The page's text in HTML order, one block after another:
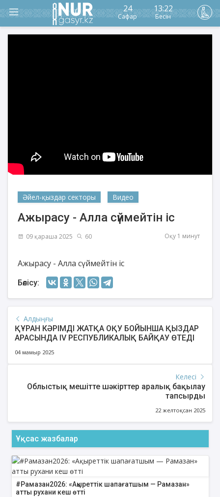
24
Сафар
13:22
Бесін
Әйел-қыздар секторы Видео
Ажырасу - Алла сүймейтін іс
09 қараша 2025 60 Оқу 1 минут
Ажырасу - Алла сүймейтін іс
Бөлісу:
Алдыңғы
ҚҰРАН КӘРІМДІ ЖАТҚА ОҚУ БОЙЫНША ҚЫЗДАР
АРАСЫНДА ІV РЕСПУБЛИКАЛЫҚ БАЙҚАУ ӨТЕДІ
04 мамыр 2025
Келесі
Облыстық мешітте шәкірттер аралық бақылау
тапсырды
22 желтоқсан 2025
Ұқсас жазбалар
#Рамазан2026: «Ақыреттік шапағатшым — Рамазан»
атты рухани кеш өтті